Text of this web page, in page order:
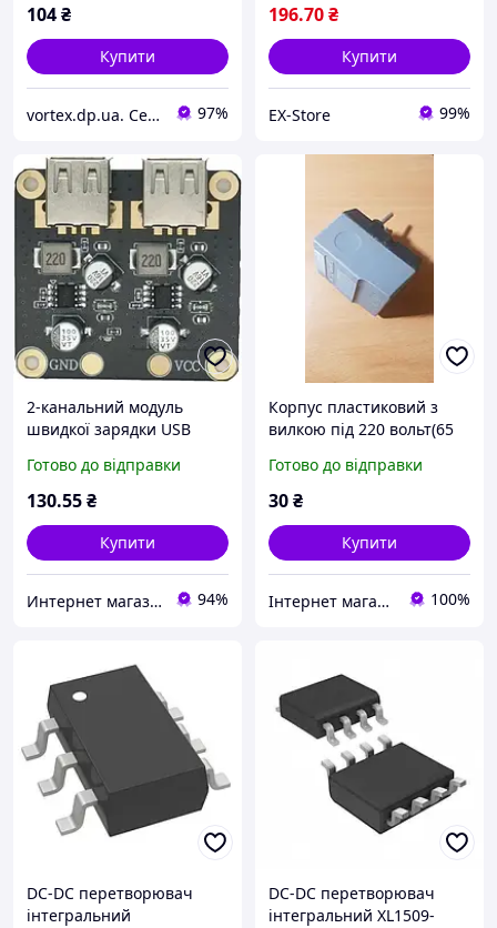
104₴
Купити
vortex.dp.ua. Сервісний центр, ремонт ноутбуків, комп'ютерів, комплектуючих, склад запчастин 97%
196.70₴
Купити
EX-Store 99%
2-канальний модуль
швидкої зарядки USB
4.5-32В - 3-12В 24Вт
Готово до відправки
130.55₴
Купити
Интернет магазин "E-To4Ka" 94%
Корпус пластиковий з
вилкою під 220 вольт(65
Готово до відправки
30₴
Купити
Інтернет магазин електронних компонентів "Electronic.in.ua" 100%
DC-DC перетворювач
інтегральний
DC-DC перетворювач
інтегральний XL1509-